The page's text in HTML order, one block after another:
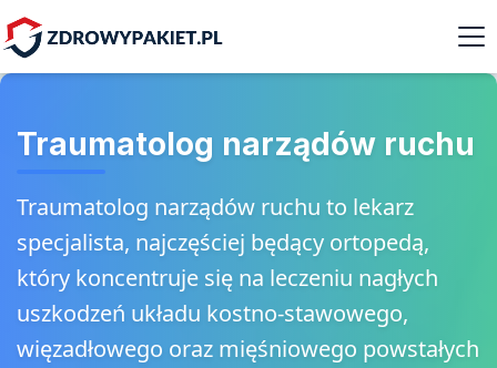
Traumatolog narządów ruchu
Traumatolog narządów ruchu to lekarz
specjalista, najczęściej będący ortopedą,
który koncentruje się na leczeniu nagłych
uszkodzeń układu kostno-stawowego,
więzadłowego oraz mięśniowego powstałych